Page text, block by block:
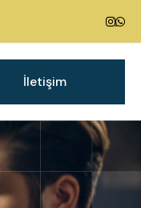
İletişim